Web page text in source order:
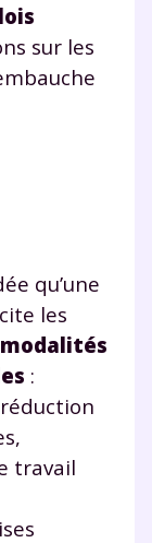
sur les
qu’une
les
modalités
:
travail